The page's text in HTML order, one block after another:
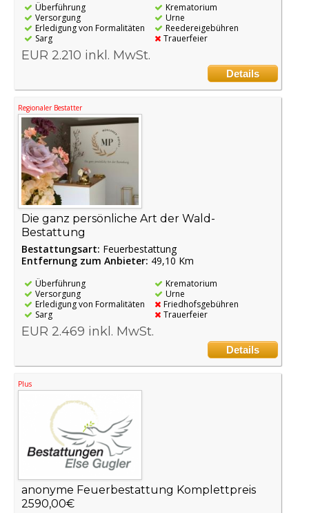
Überführung
Versorgung
Erledigung von Formalitäten
Sarg
Krematorium
Urne
Reedereigebühren
Trauerfeier
EUR 2.210 inkl. MwSt.
Details
Regionaler Bestatter
Die ganz persönliche Art der Wald-
Bestattung
Bestattungsart: Feuerbestattung
Entfernung zum Anbieter: 49,10 Km
Überführung
Versorgung
Erledigung von Formalitäten
Sarg
Krematorium
Urne
Friedhofsgebühren
Trauerfeier
EUR 2.469 inkl. MwSt.
Details
Plus
anonyme Feuerbestattung Komplettpreis
2590,00€